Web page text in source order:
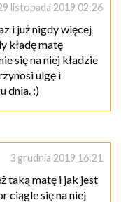
listopada 2019 02:26
i już nigdy więcej
kładę matę
się na niej kładzie
ulgę i
dnia. :)
3 grudnia 2019 16:21
taką matę i jak jest
ciągle się na niej